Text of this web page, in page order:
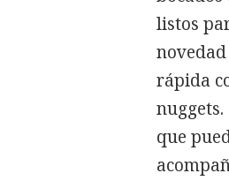
listos
novedad
rápida
nuggets.
que